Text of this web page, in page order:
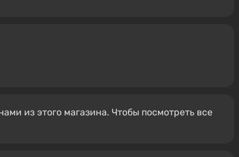
из этого магазина. Чтобы посмотреть все